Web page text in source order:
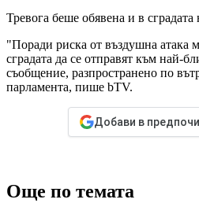
Тревога беше обявена и в
"Поради риска от въздушна атака
сградата да се отправят към най-
съобщение, разпространено по
парламента, пише bTV.
Добави в
Още по темата